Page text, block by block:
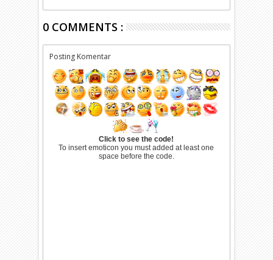
0 COMMENTS :
Posting Komentar
Click to see the code!
To insert emoticon you must added at least one
space before the code.